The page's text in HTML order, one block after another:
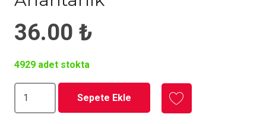
36.00 ₺
4929 adet stokta
Sepete Ekle